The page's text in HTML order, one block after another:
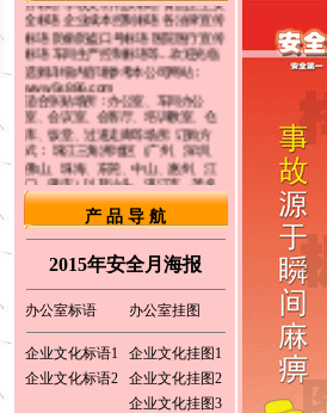
标语 防偷防盗口号标语 医院医疗宣传
标语 车间生产控制标语等...欢迎光临
选购详细内容请参考本公司网站：
www.5s886.com
适合张贴场所：办公室、车间办公
室、会议室、会客厅、培训教室、仓
库、饭堂、过道走廊等场所. 订购方
式： 珠江三角洲地区（广州、深圳、
佛山、珠海、东莞、中山、惠州、江
门、肇庆）以及汕头、湛江市、茂名
市、河源市、阳江市、清远市、揭阳
市可以委托快递公司送货上门代收货
款，外省的客户须使用银行汇款，汇
款时请把汇款资料填写完整，汇款后
请把汇款凭证及订购单传真至我司，
我司收到传真后将在当天内将您订购
的产品寄出，珠江三角洲地区一天可
以到货，外省城市地区如（上海 浙江
杭州 宁波 温州 天津 福建 福州市 厦门
市 江苏省 南京市 无锡市 徐州市 常州
郑州，洛阳 湖北 武汉市 湖南 长沙市
西安 昆明 贵阳 成都 青海 兰州 江西
南昌）3-4天可以到货。
产 品 导 航
2015年安全月海报
办公室标语 办公室挂图
企业文化标语1
企业文化挂图1
企业文化标语2
企业文化挂图2
企业文化挂图3